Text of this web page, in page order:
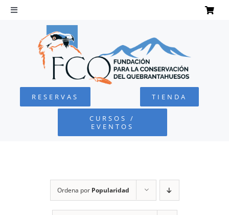
Saltar
Toggle
Navigation
QUEBRANTAHUESOS
FUNDACIÓN
RESERVAS TIENDA
CURSOS /
EVENTOS
Ordena por Popularidad